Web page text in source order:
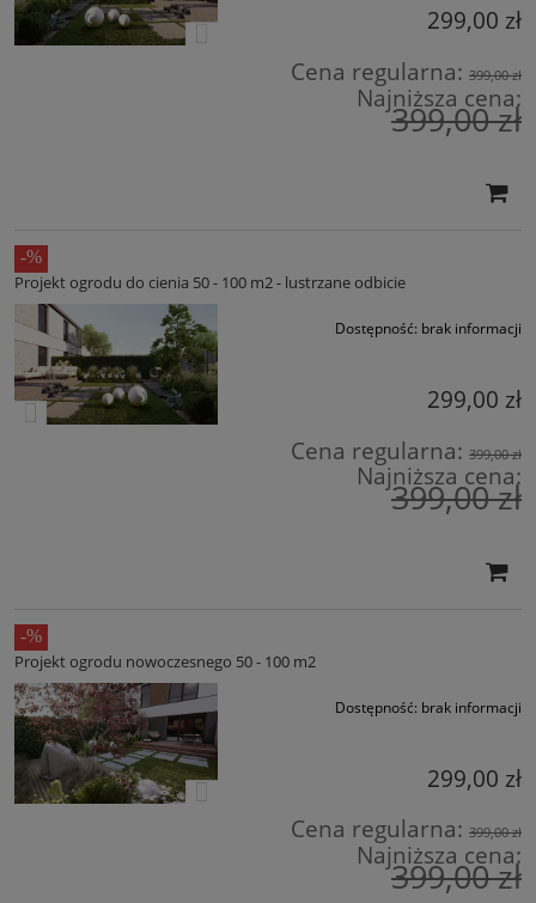
299,00 zł
Cena regularna: 399,00 zł
Najniższa cena:
399,00 zł
Projekt ogrodu do cienia 50 - 100 m2 - lustrzane odbicie
Dostępność: brak informacji
299,00 zł
Cena regularna: 399,00 zł
Najniższa cena:
399,00 zł
Projekt ogrodu nowoczesnego 50 - 100 m2
Dostępność: brak informacji
299,00 zł
Cena regularna: 399,00 zł
Najniższa cena:
399,00 zł